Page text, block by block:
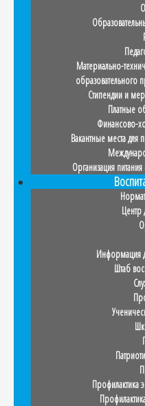
Материально-
образовательного
Стипендии и
Платные
Финансово-
Вакантные места
Организация
Центр
Информация
Штаб
Профилактика